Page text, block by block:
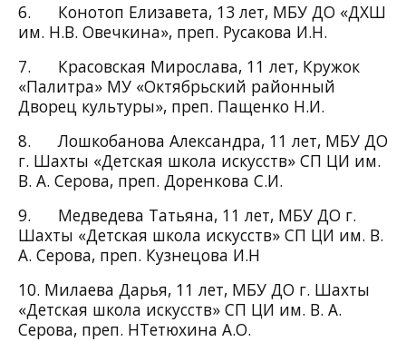
6. Конотоп Елизавета, 13 лет, МБУ ДО «ДХШ
им. Н.В. Овечкина», преп. Русакова И.Н.
7. Красовская Мирослава, 11 лет, Кружок
«Палитра» МУ «Октябрьский районный
Дворец культуры», преп. Пащенко Н.И.
8. Лошкобанова Александра, 11 лет, МБУ ДО
г. Шахты «Детская школа искусств» СП ЦИ им.
В. А. Серова, преп. Доренкова С.И.
9. Медведева Татьяна, 11 лет, МБУ ДО г.
Шахты «Детская школа искусств» СП ЦИ им. В.
А. Серова, преп. Кузнецова И.Н
10. Милаева Дарья, 11 лет, МБУ ДО г. Шахты
«Детская школа искусств» СП ЦИ им. В. А.
Серова, преп. НТетюхина А.О.